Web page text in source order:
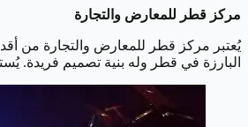
مركز قطر للمعارض والتجارة
البارزة في قطر وله بنية تصميم فريدة.